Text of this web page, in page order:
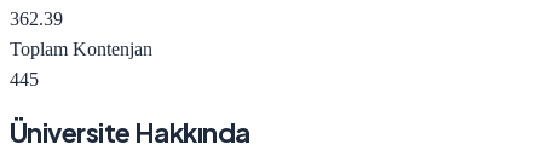
362.39
Toplam Kontenjan
445
Üniversite Hakkında